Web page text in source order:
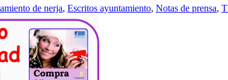
de nerja, Escritos ayuntamiento, Notas de prensa,